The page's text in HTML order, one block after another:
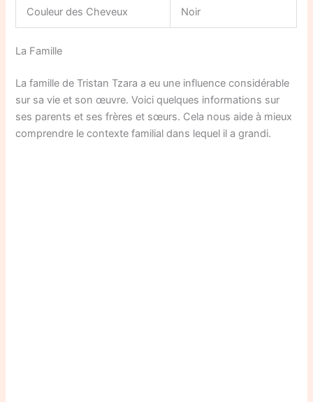
Couleur des Cheveux Noir
La Famille
La famille de Tristan Tzara a eu une influence considérable
sur sa vie et son œuvre. Voici quelques informations sur
ses parents et ses frères et sœurs. Cela nous aide à mieux
comprendre le contexte familial dans lequel il a grandi.